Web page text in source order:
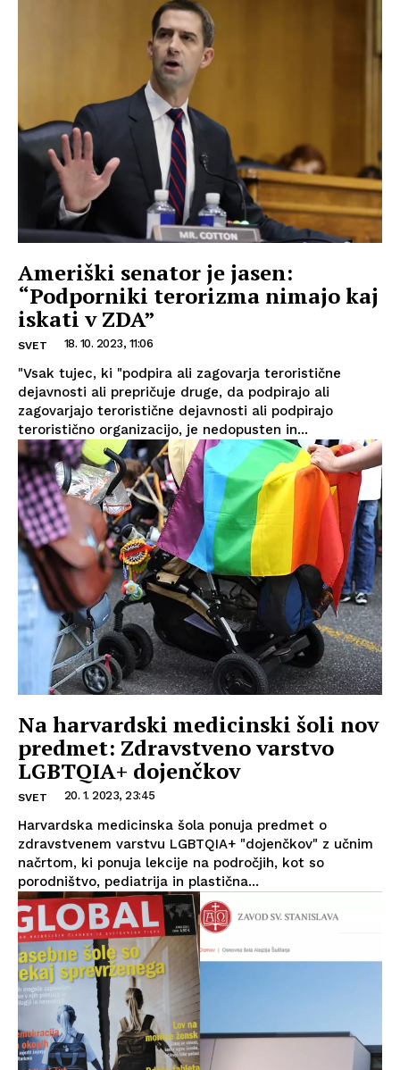
Ameriški senator je jasen:
“Podporniki terorizma nimajo kaj
iskati v ZDA”
SVET 18. 10. 2023, 11:06
"Vsak tujec, ki "podpira ali zagovarja teroristične
dejavnosti ali prepričuje druge, da podpirajo ali
zagovarjajo teroristične dejavnosti ali podpirajo
teroristično organizacijo, je nedopusten in...
Na harvardski medicinski šoli nov
predmet: Zdravstveno varstvo
LGBTQIA+ dojenčkov
SVET 20. 1. 2023, 23:45
Harvardska medicinska šola ponuja predmet o
zdravstvenem varstvu LGBTQIA+ "dojenčkov" z učnim
načrtom, ki ponuja lekcije na področjih, kot so
porodništvo, pediatrija in plastična...